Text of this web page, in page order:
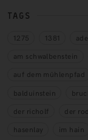
TAGS
1275 1381
am schwalbenstein
auf dem mühlenpfad
balduinstein
der richolf
der
hasenlay
im hain